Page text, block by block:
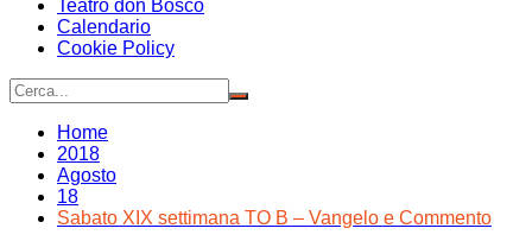
Teatro don Bosco
Calendario
Cookie Policy
Home
2018
Agosto
18
Sabato XIX settimana TO B – Vangelo e Commento